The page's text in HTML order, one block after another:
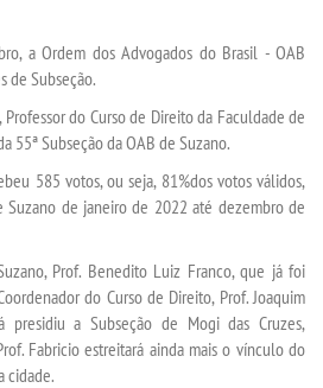
a Ordem dos Advogados do Brasil - OAB
de Subseção.
do Curso de Direito da Faculdade de
55ª Subseção da OAB de Suzano.
585 votos, ou seja, 81%dos votos válidos,
Suzano de janeiro de 2022 até dezembro de
Prof. Benedito Luiz Franco, que já foi
do Curso de Direito, Prof. Joaquim
presidiu a Subseção de Mogi das Cruzes,
Fabricio estreitará ainda mais o vínculo do
cidade.